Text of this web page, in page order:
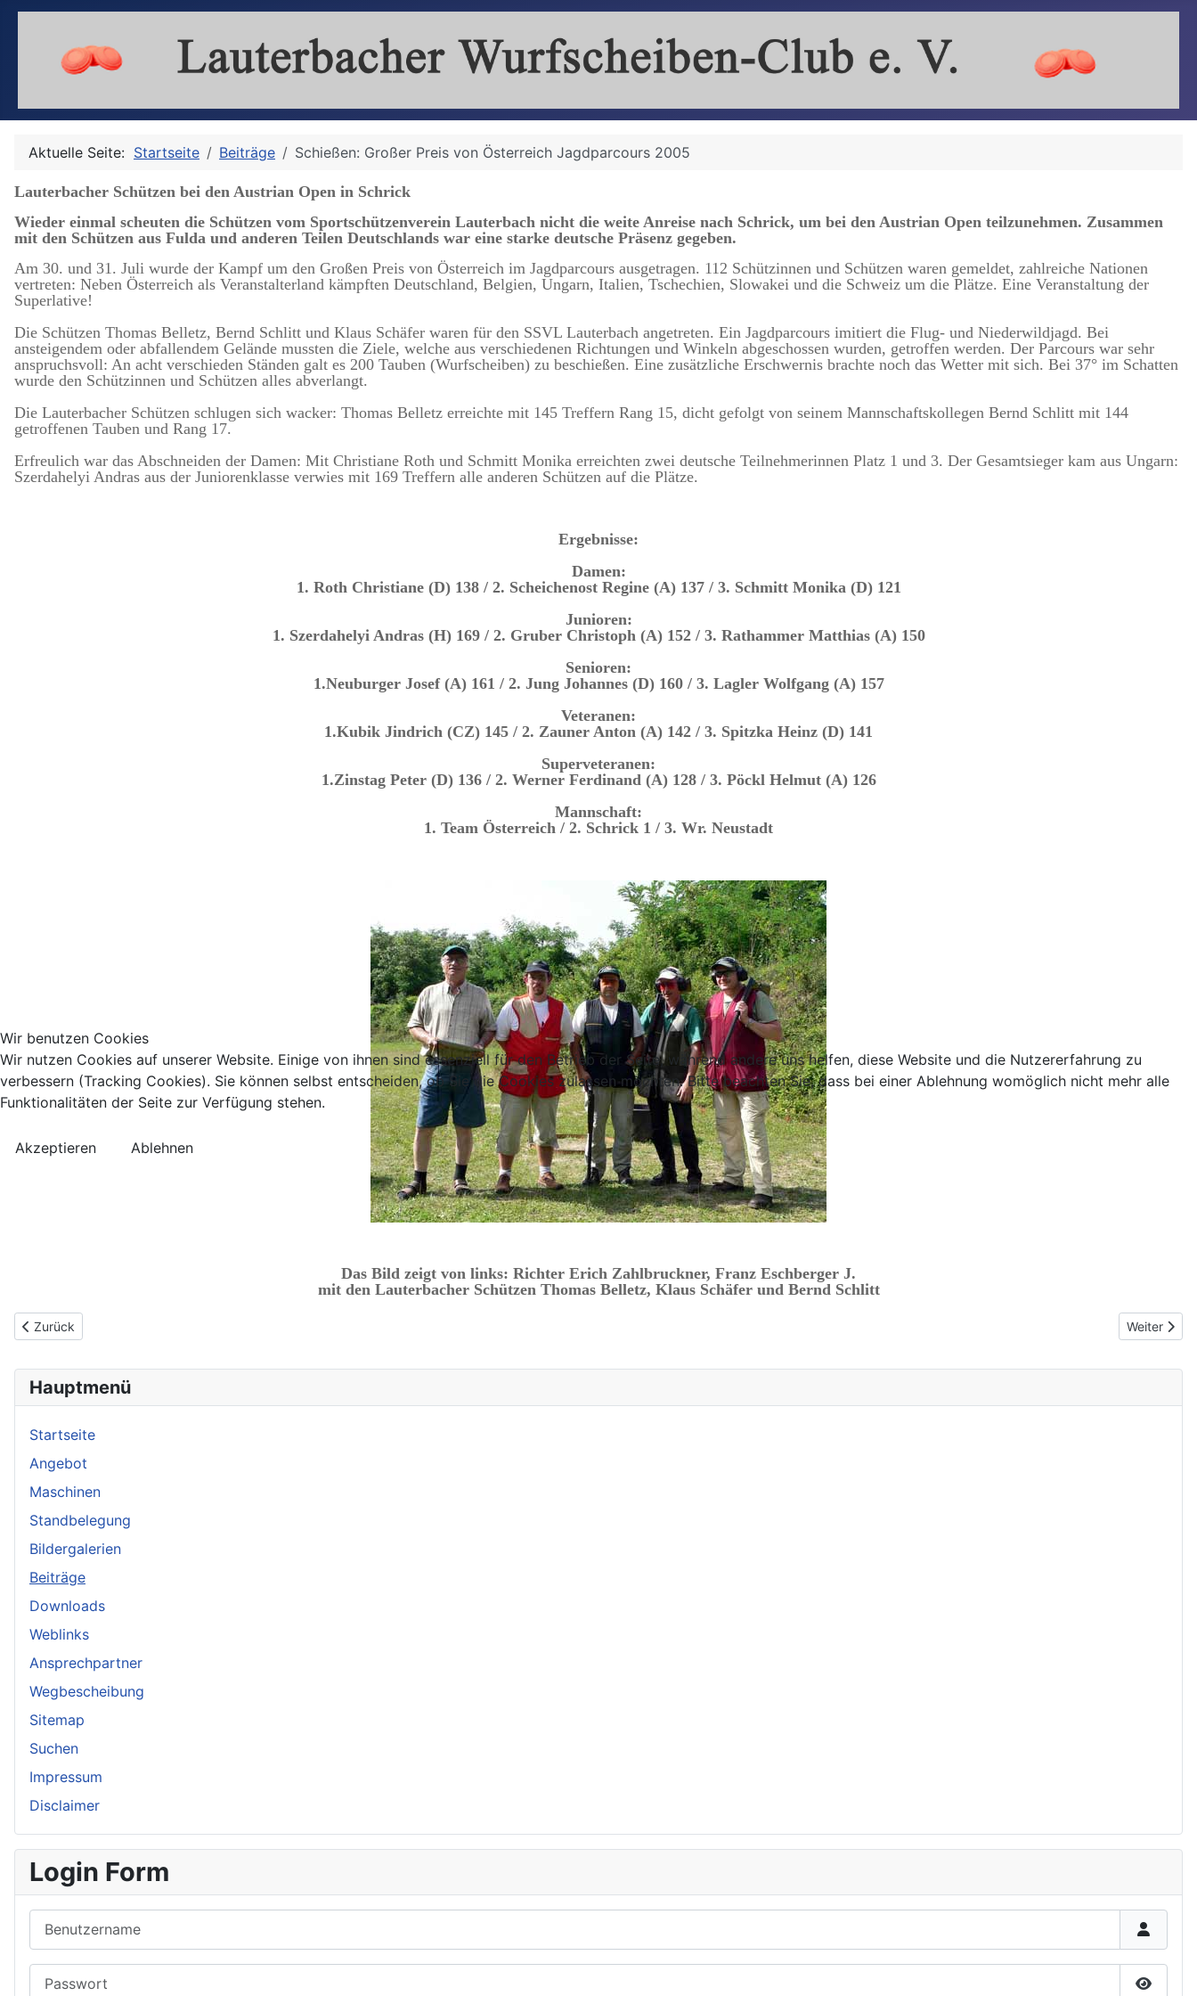
Hauptmenü
Startseite
Angebot
Maschinen
Standbelegung
Bildergalerien
Beiträge
Downloads
Weblinks
Ansprechpartner
Wegbescheibung
Sitemap
Suchen
Impressum
Disclaimer
Login Form
Aktuelle Seite: Startseite Beiträge Schießen: Großer Preis von Österreich Jagdparcours 2005
Lauterbacher Schützen bei den Austrian Open in Schrick
Wieder einmal scheuten die Schützen vom Sportschützenverein Lauterbach nicht die weite Anreise nach Schrick, um bei den Austrian Open teilzunehmen. Zusammen
mit den Schützen aus Fulda und anderen Teilen Deutschlands war eine starke deutsche Präsenz gegeben.
Am 30. und 31. Juli wurde der Kampf um den Großen Preis von Österreich im Jagdparcours ausgetragen. 112 Schützinnen und Schützen waren gemeldet, zahlreiche Nationen
vertreten: Neben Österreich als Veranstalterland kämpften Deutschland, Belgien, Ungarn, Italien, Tschechien, Slowakei und die Schweiz um die Plätze. Eine Veranstaltung der
Superlative!
Die Schützen Thomas Belletz, Bernd Schlitt und Klaus Schäfer waren für den SSVL Lauterbach angetreten. Ein Jagdparcours imitiert die Flug- und Niederwildjagd. Bei
ansteigendem oder abfallendem Gelände mussten die Ziele, welche aus verschiedenen Richtungen und Winkeln abgeschossen wurden, getroffen werden. Der Parcours war sehr
anspruchsvoll: An acht verschieden Ständen galt es 200 Tauben (Wurfscheiben) zu beschießen. Eine zusätzliche Erschwernis brachte noch das Wetter mit sich. Bei 37° im Schatten
wurde den Schützinnen und Schützen alles abverlangt.
Die Lauterbacher Schützen schlugen sich wacker: Thomas Belletz erreichte mit 145 Treffern Rang 15, dicht gefolgt von seinem Mannschaftskollegen Bernd Schlitt mit 144
getroffenen Tauben und Rang 17.
Erfreulich war das Abschneiden der Damen: Mit Christiane Roth und Schmitt Monika erreichten zwei deutsche Teilnehmerinnen Platz 1 und 3. Der Gesamtsieger kam aus Ungarn:
Szerdahelyi Andras aus der Juniorenklasse verwies mit 169 Treffern alle anderen Schützen auf die Plätze.
Ergebnisse:
Damen:
1. Roth Christiane (D) 138 / 2. Scheichenost Regine (A) 137 / 3. Schmitt Monika (D) 121
Junioren:
1. Szerdahelyi Andras (H) 169 / 2. Gruber Christoph (A) 152 / 3. Rathammer Matthias (A) 150
Senioren:
1.Neuburger Josef (A) 161 / 2. Jung Johannes (D) 160 / 3. Lagler Wolfgang (A) 157
Veteranen:
1.Kubik Jindrich (CZ) 145 / 2. Zauner Anton (A) 142 / 3. Spitzka Heinz (D) 141
Superveteranen:
1.Zinstag Peter (D) 136 / 2. Werner Ferdinand (A) 128 / 3. Pöckl Helmut (A) 126
Mannschaft:
1. Team Österreich / 2. Schrick 1 / 3. Wr. Neustadt
Das Bild zeigt von links: Richter Erich Zahlbruckner, Franz Eschberger J.
mit den Lauterbacher Schützen Thomas Belletz, Klaus Schäfer und Bernd Schlitt
Vorheriger Beitrag: Wurfscheibenschützen des SSV Lauterbach erfolgreich auf der Landesmeisterschaft Skeet 2005 in Wiesbaden
Zurück Nächster
Weiter
Wir benutzen Cookies
Wir nutzen Cookies auf unserer Website. Einige von ihnen sind essenziell für den Betrieb der Seite, während andere uns helfen, diese Website und die Nutzererfahrung zu
verbessern (Tracking Cookies). Sie können selbst entscheiden, ob Sie die Cookies zulassen möchten. Bitte beachten Sie, dass bei einer Ablehnung womöglich nicht mehr alle
Funktionalitäten der Seite zur Verfügung stehen.
Akzeptieren Ablehnen